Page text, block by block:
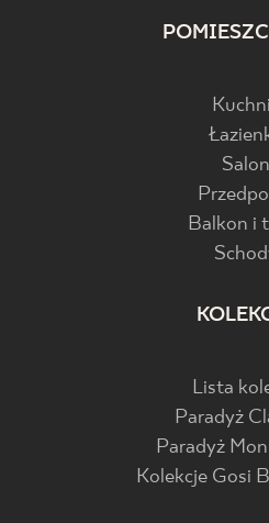
Salon
Balkon i
Lista
Paradyż
Paradyż
Kolekcje Gosi